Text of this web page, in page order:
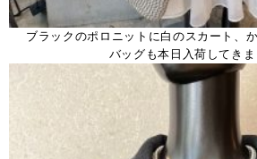
ブラックのポロニットに白のスカート、
バッグも本日入荷してき